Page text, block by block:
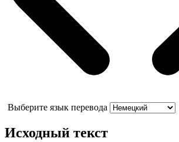
Выберите язык перевода
Исходный текст